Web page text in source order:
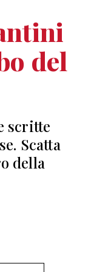
del
scritte
Scatta
della